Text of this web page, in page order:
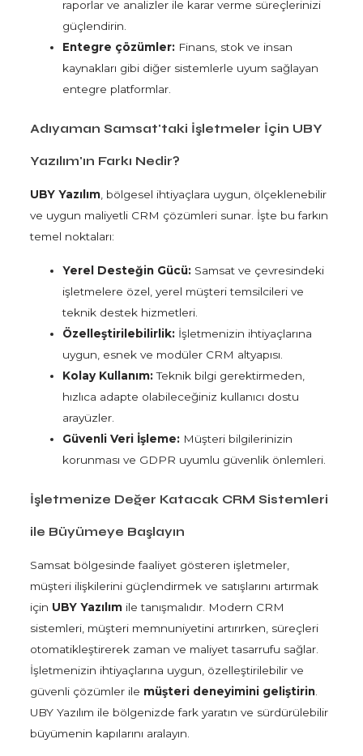
raporlar ve analizler ile karar verme süreçlerinizi
güçlendirin.
Entegre çözümler: Finans, stok ve insan
kaynakları gibi diğer sistemlerle uyum sağlayan
entegre platformlar.
Adıyaman Samsat'taki İşletmeler İçin UBY
Yazılım'ın Farkı Nedir?
UBY Yazılım , bölgesel ihtiyaçlara uygun, ölçeklenebilir
ve uygun maliyetli CRM çözümleri sunar. İşte bu farkın
temel noktaları:
Yerel Desteğin Gücü: Samsat ve çevresindeki
işletmelere özel, yerel müşteri temsilcileri ve
teknik destek hizmetleri.
Özelleştirilebilirlik: İşletmenizin ihtiyaçlarına
uygun, esnek ve modüler CRM altyapısı.
Kolay Kullanım:Teknik bilgi gerektirmeden,
hızlıca adapte olabileceğiniz kullanıcı dostu
arayüzler.
Güvenli Veri İşleme: Müşteri bilgilerinizin
korunması ve GDPR uyumlu güvenlik önlemleri.
İşletmenize Değer Katacak CRM Sistemleri
ile Büyümeye Başlayın
Samsat bölgesinde faaliyet gösteren işletmeler,
müşteri ilişkilerini güçlendirmek ve satışlarını artırmak
için UBY Yazılım ile tanışmalıdır. Modern CRM
sistemleri, müşteri memnuniyetini artırırken, süreçleri
otomatikleştirerek zaman ve maliyet tasarrufu sağlar.
İşletmenizin ihtiyaçlarına uygun, özelleştirilebilir ve
güvenli çözümler ile müşteri deneyimini geliştirin
UBY Yazılım ile bölgenizde fark yaratın ve sürdürülebilir
büyümenin kapılarını aralayın.